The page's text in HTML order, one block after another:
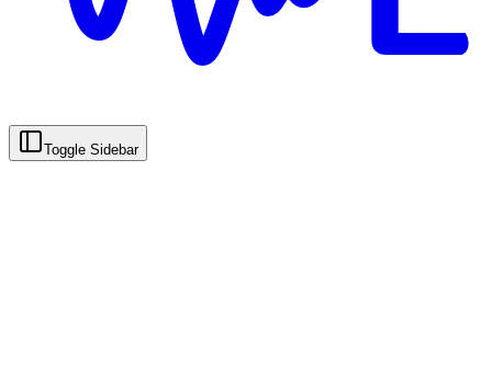
Toggle Sidebar